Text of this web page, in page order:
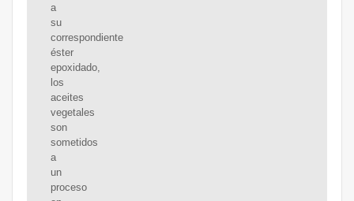
a
su
correspondiente
éster
epoxidado,
los
aceites
vegetales
son
sometidos
a
un
proceso